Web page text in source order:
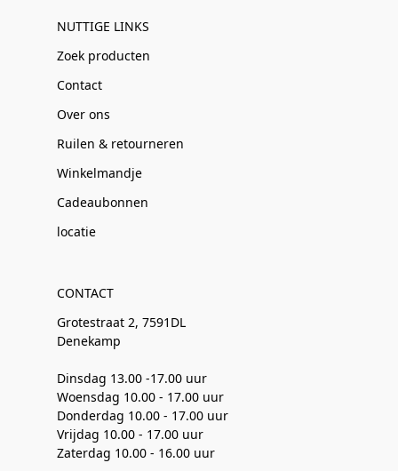
NUTTIGE LINKS
Zoek producten
Contact
Over ons
Ruilen & retourneren
Winkelmandje
Cadeaubonnen
locatie
CONTACT
Grotestraat 2, 7591DL
Denekamp
Dinsdag 13.00 -17.00 uur
Woensdag 10.00 - 17.00 uur
Donderdag 10.00 - 17.00 uur
Vrijdag 10.00 - 17.00 uur
Zaterdag 10.00 - 16.00 uur